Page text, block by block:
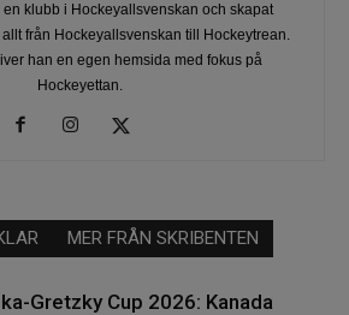
klubb i Hockeyallsvenskan och skapat
från Hockeyallsvenskan till Hockeytrean.
han en egen hemsida med fokus på
Hockeyettan.
MER FRÅN SKRIBENTEN
Gretzky Cup 2026: Kanada